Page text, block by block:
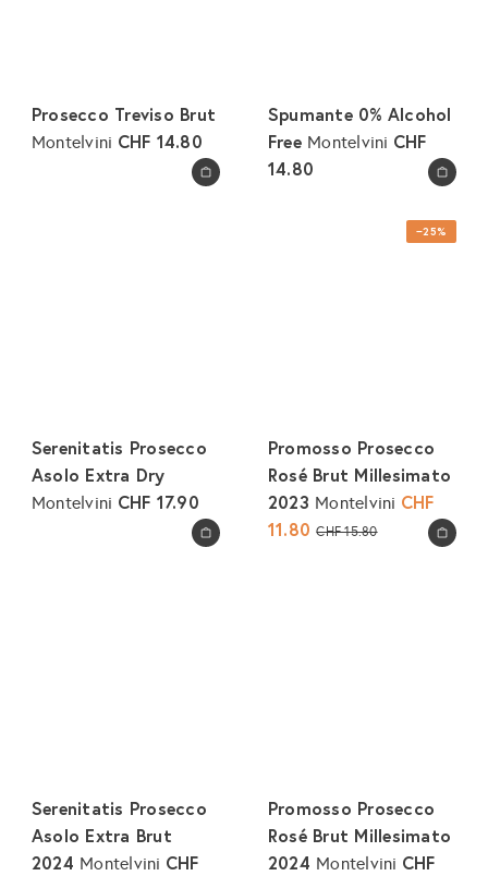
In den Warenkorb legen
Prosecco Treviso Brut
Montelvini CHF 14.80
In den Warenkorb legen
Spumante 0% Alcohol
Free Montelvini CHF
14.80
In den Warenkorb legen
Serenitatis Prosecco
Asolo Extra Dry
Montelvini CHF 17.90
In den Warenkorb legen
−25%
Promosso Prosecco
Rosé Brut Millesimato
2023 Montelvini S
CHF
11.80N
i
s
CHF 15.80
Serenitatis Prosecco
Asolo Extra Brut
2024 Montelvini CHF
Promosso Prosecco
Rosé Brut Millesimato
2024 Montelvini CHF